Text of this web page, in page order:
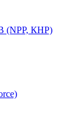
(NPP, КНР)